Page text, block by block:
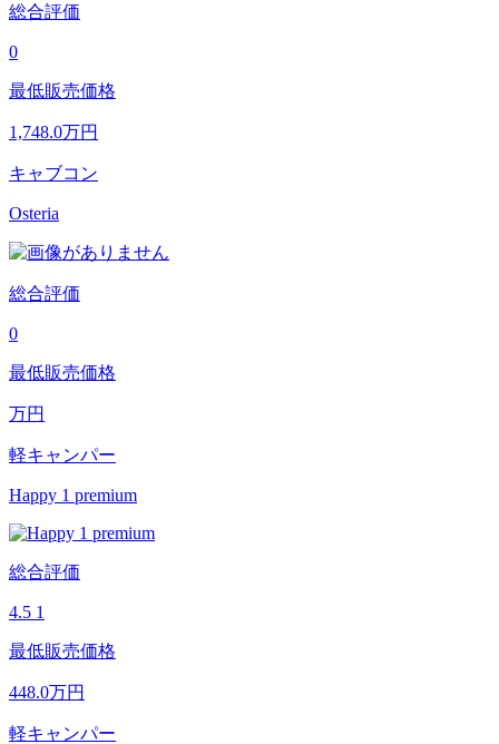
総合評価
0
最低販売価格
1,748.0万円
キャブコン
Osteria
総合評価
0
最低販売価格
万円
軽キャンパー
Happy 1 premium
総合評価
4.5 1
最低販売価格
448.0万円
軽キャンパー